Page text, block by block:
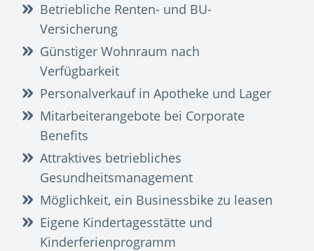
Betriebliche Renten- und BU-
Versicherung
Günstiger Wohnraum nach
Verfügbarkeit
Personalverkauf in Apotheke und Lager
Mitarbeiterangebote bei Corporate
Benefits
Attraktives betriebliches
Gesundheitsmanagement
Möglichkeit, ein Businessbike zu leasen
Eigene Kindertagesstätte und
Kinderferienprogramm